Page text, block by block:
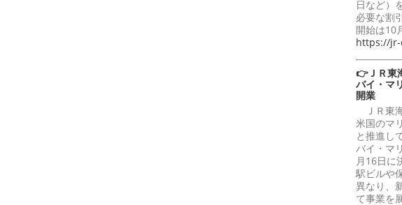
日など）
必要な割
開始は10
https://
👉ＪＲ東
バイ・マ
開業
ＪＲ東
米国のマ
と推進し
バイ・マ
月16日に
駅ビルや
異なり、
て事業を